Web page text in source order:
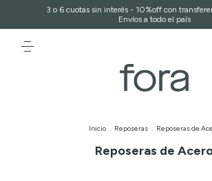
3 o 6 cuotas sin interés - 10%off con
Envíos a todo el país
Inicio . Reposeras . Reposeras de
Reposeras de